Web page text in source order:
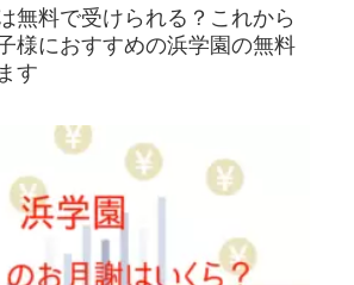
無料で受けられる？これから
様におすすめの浜学園の無料
す